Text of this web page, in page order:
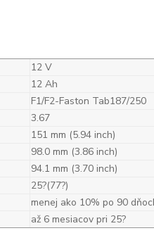
12 V
12 Ah
F1/F2-Faston Tab187/250
3.67
151 mm (5.94 inch)
98.0 mm (3.86 inch)
94.1 mm (3.70 inch)
25?(77?)
menej ako 10% po 90
až 6 mesiacov pri 25?